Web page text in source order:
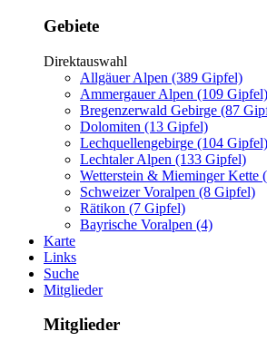
Gebiete
Direktauswahl
Allgäuer Alpen (389 Gipfel)
Ammergauer Alpen (109 Gipfel)
Bregenzerwald Gebirge (87
Dolomiten (13 Gipfel)
Lechquellengebirge (104 Gipfel)
Lechtaler Alpen (133 Gipfel)
Wetterstein & Mieminger Kette
Schweizer Voralpen (8 Gipfel)
Rätikon (7 Gipfel)
Bayrische Voralpen (4)
Karte
Links
Suche
Mitglieder
Mitglieder